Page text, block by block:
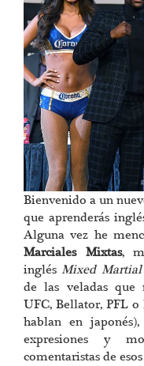
Bienvenido a un
que aprenderás
Alguna vez he
Marciales Mixtas,
inglésMixed
de las veladas que
UFC, Bellator, PFL
hablan en
expresiones y
comentaristas de